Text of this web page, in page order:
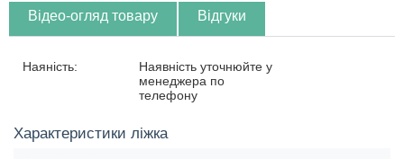
Відео-огляд товару Відгуки
Наяність:
Наявність уточнюйте у
менеджера по
телефону
Характеристики ліжка